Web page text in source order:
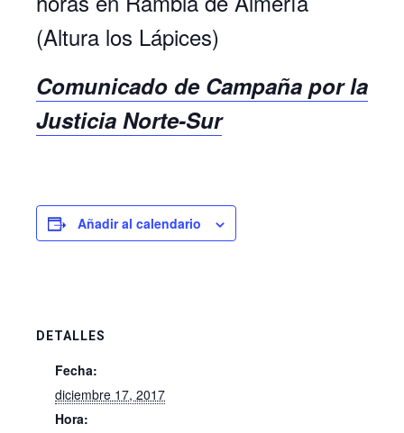
(Altura los Lápices)
Comunicado de Campaña por la
Justicia Norte-Sur
Añadir al calendario
DETALLES
Fecha:
diciembre 17, 2017
Hora: